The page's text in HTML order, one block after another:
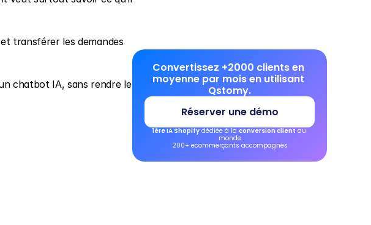
transférer les demandes
chatbot IA, sans rendre le
Convertissez +2000 clients en
moyenne par mois en utilisant
Qstomy.
Réserver une démo
1ère IA Shopify dédiée à la conversion client au
monde
200+ ecommerçants accompagnés